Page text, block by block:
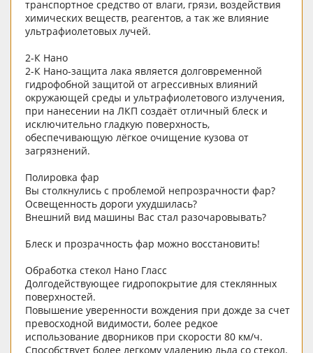
транспортное средство от влаги, грязи, воздействия
химических веществ, реагентов, а так же влияние
ультрафиолетовых лучей.
2-К Нано
2-К Нано-защита лака является долговременной
гидрофобной защитой от агрессивных влияний
окружающей среды и ультрафиолетового излучения,
при нанесении на ЛКП создаёт отличный блеск и
исключительно гладкую поверхность,
обеспечивающую лёгкое очищение кузова от
загрязнений.
Полировка фар
Вы столкнулись с проблемой непрозрачности фар?
Освещенность дороги ухудшилась?
Внешний вид машины Вас стал разочаровывать?
Блеск и прозрачность фар можно восстановить!
Обработка стекол Нано Глаcc
Долгодействующее гидропокрытие для стеклянных
поверхностей.
Повышение уверенности вождения при дожде за счет
превосходной видимости, более редкое
использование дворников при скорости 80 км/ч.
Способствует более легкому удалению льда со стекол.